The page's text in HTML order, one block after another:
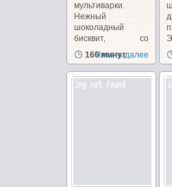
мультиварки.
Нежный
шоколадный
бисквит, со
сметанным
кремом...
160 минут
Читать далее